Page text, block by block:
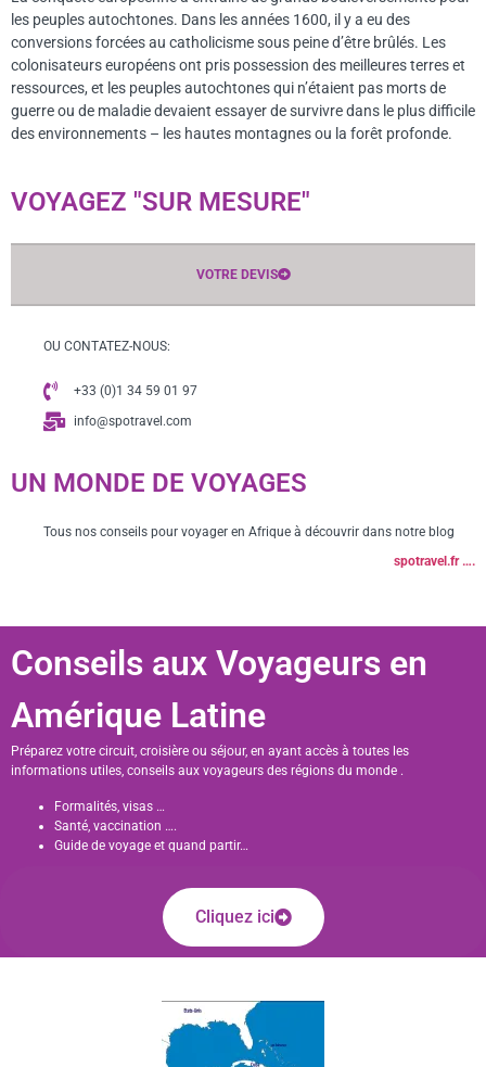
les peuples autochtones. Dans les années 1600, il y a eu des
conversions forcées au catholicisme sous peine d’être brûlés. Les
colonisateurs européens ont pris possession des meilleures terres et
ressources, et les peuples autochtones qui n’étaient pas morts de
guerre ou de maladie devaient essayer de survivre dans le plus difficile
des environnements – les hautes montagnes ou la forêt profonde.
VOYAGEZ "SUR MESURE"
VOTRE DEVIS
OU CONTATEZ-NOUS:
+33 (0)1 34 59 01 97
info@spotravel.com
UN MONDE DE VOYAGES
Tous nos conseils pour voyager en Afrique à découvrir dans notre blog
spotravel.fr ….
Conseils aux Voyageurs en
Amérique Latine
Préparez votre circuit, croisière ou séjour, en ayant accès à toutes les
informations utiles, conseils aux voyageurs des régions du monde .
Formalités, visas …
Santé, vaccination ….
Guide de voyage et quand partir…
Cliquez ici